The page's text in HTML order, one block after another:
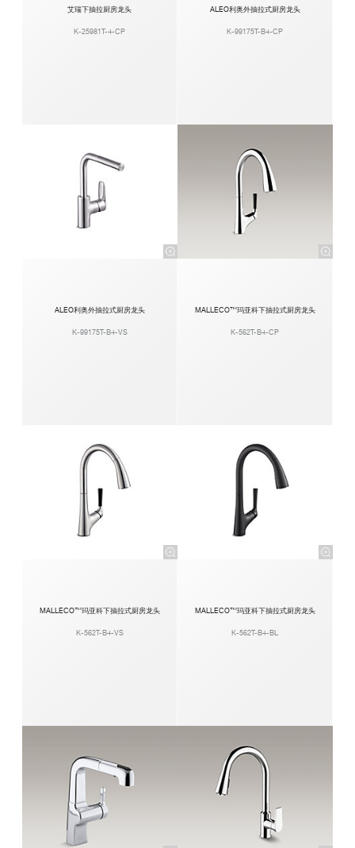
艾瑞下抽拉厨房龙头
K-25981T-4-CP
ALEO利奥外抽拉式厨房龙头
K-99175T-B4-CP
ALEO利奥外抽拉式厨房龙头
K-99175T-B4-VS
MALLECO™玛亚科下抽拉式厨房龙头
K-562T-B4-CP
MALLECO™玛亚科下抽拉式厨房龙头
K-562T-B4-VS
MALLECO™玛亚科下抽拉式厨房龙头
K-562T-B4-BL